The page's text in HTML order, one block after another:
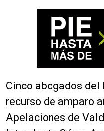
Cinco abogados del
recurso de amparo
Apelaciones de